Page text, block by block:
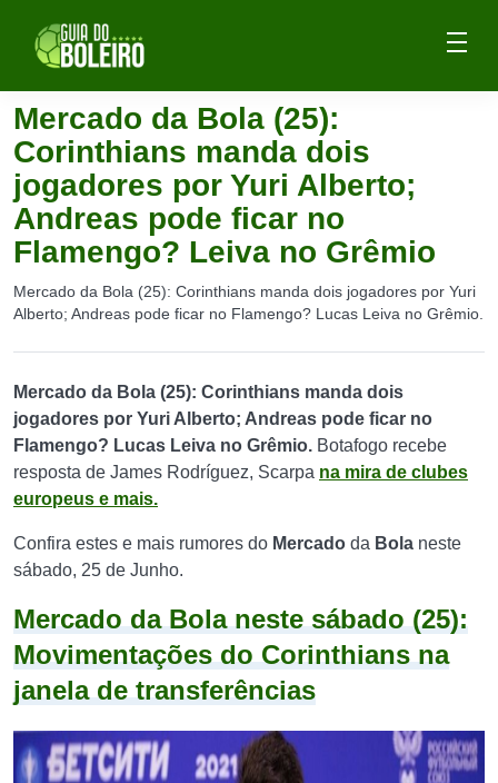
Mercado da Bola (25):
Corinthians manda dois
jogadores por Yuri Alberto;
Andreas pode ficar no
Flamengo? Leiva no Grêmio
Mercado da Bola (25): Corinthians manda dois jogadores por Yuri
Alberto; Andreas pode ficar no Flamengo? Lucas Leiva no Grêmio.
Mercado da Bola (25): Corinthians manda dois
jogadores por Yuri Alberto; Andreas pode ficar no
Flamengo? Lucas Leiva no Grêmio. Botafogo recebe
resposta de James Rodríguez, Scarpa na mira de clubes
europeus e mais.
Confira estes e mais rumores do Mercado da Bola neste
sábado, 25 de Junho.
Mercado da Bola neste sábado (25):
Movimentações do Corinthians na
janela de transferências